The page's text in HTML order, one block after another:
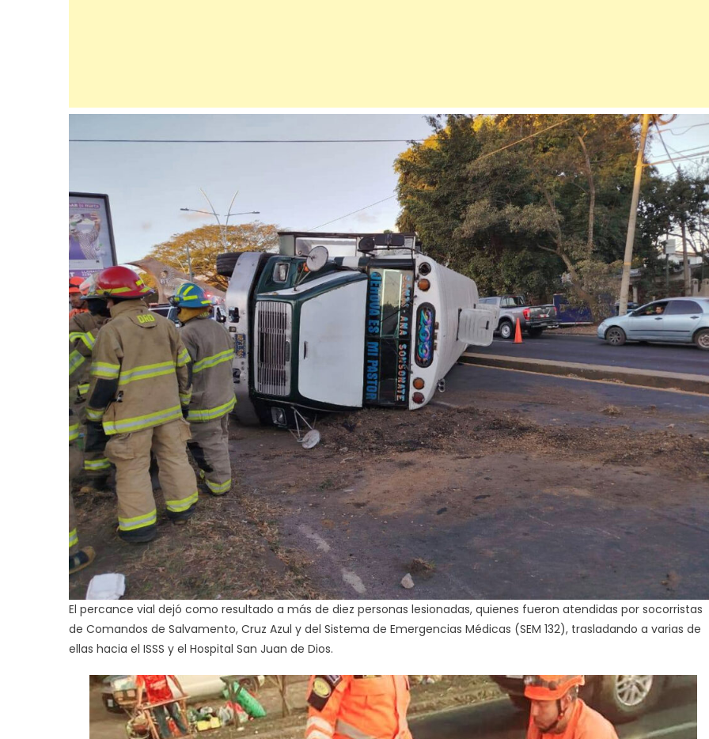
El percance vial dejó como resultado a más de diez personas lesionadas, quienes fueron atendidas por socorristas
de Comandos de Salvamento, Cruz Azul y del Sistema de Emergencias Médicas (SEM 132), trasladando a varias de
ellas hacia el ISSS y el Hospital San Juan de Dios.